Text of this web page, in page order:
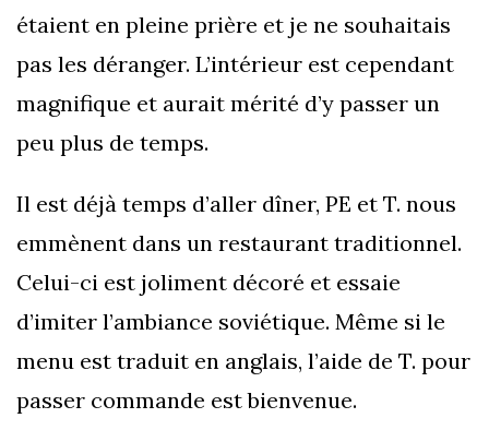
étaient en pleine prière et je ne souhaitais
pas les déranger. L’intérieur est cependant
magnifique et aurait mérité d’y passer un
peu plus de temps.
Il est déjà temps d’aller dîner, PE et T. nous
emmènent dans un restaurant traditionnel.
Celui-ci est joliment décoré et essaie
d’imiter l’ambiance soviétique. Même si le
menu est traduit en anglais, l’aide de T. pour
passer commande est bienvenue.